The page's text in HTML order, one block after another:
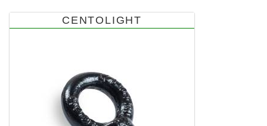
CENTOLIGHT